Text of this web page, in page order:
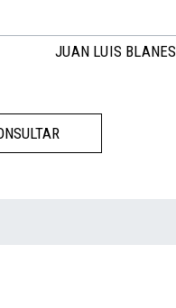
JUAN LUIS BLANES